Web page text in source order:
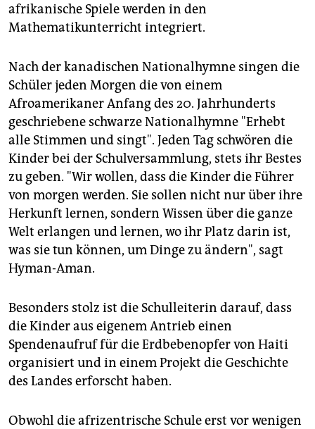
afrikanische Spiele werden in den
Mathematikunterricht integriert.
Nach der kanadischen Nationalhymne singen die
Schüler jeden Morgen die von einem
Afroamerikaner Anfang des 20. Jahrhunderts
geschriebene schwarze Nationalhymne "Erhebt
alle Stimmen und singt". Jeden Tag schwören die
Kinder bei der Schulversammlung, stets ihr Bestes
zu geben. "Wir wollen, dass die Kinder die Führer
von morgen werden. Sie sollen nicht nur über ihre
Herkunft lernen, sondern Wissen über die ganze
Welt erlangen und lernen, wo ihr Platz darin ist,
was sie tun können, um Dinge zu ändern", sagt
Hyman-Aman.
Besonders stolz ist die Schulleiterin darauf, dass
die Kinder aus eigenem Antrieb einen
Spendenaufruf für die Erdbebenopfer von Haiti
organisiert und in einem Projekt die Geschichte
des Landes erforscht haben.
Obwohl die afrizentrische Schule erst vor wenigen